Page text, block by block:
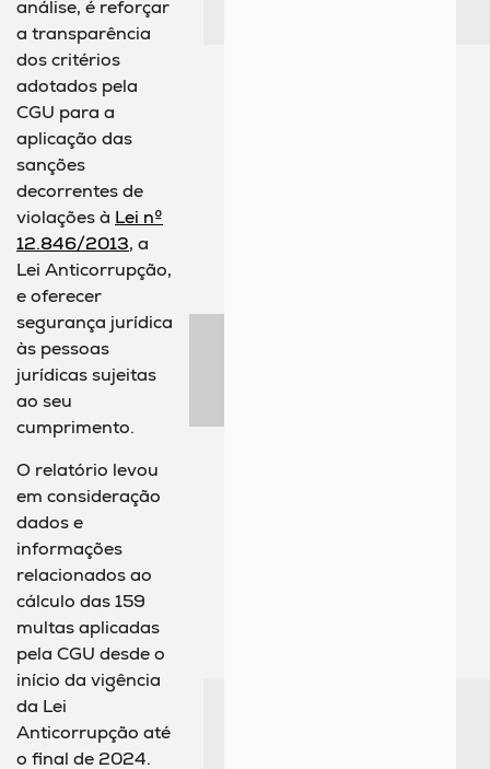
análise, é reforçar
a transparência
dos critérios
adotados pela
CGU para a
aplicação das
sanções
decorrentes de
violações à Lei nº
12.846/2013, a
Lei Anticorrupção,
e oferecer
segurança jurídica
às pessoas
jurídicas sujeitas
ao seu
cumprimento.
O relatório levou
em consideração
dados e
informações
relacionados ao
cálculo das 159
multas aplicadas
pela CGU desde o
início da vigência
da Lei
Anticorrupção até
o final de 2024.